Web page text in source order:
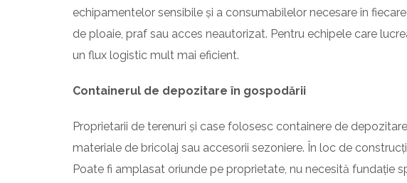
echipamentelor sensibile și a consumabilelor necesare în
de ploaie, praf sau acces neautorizat. Pentru echipele care
un flux logistic mult mai eficient.
Containerul de depozitare în gospodării
Proprietarii de terenuri și case folosesc containere de
materiale de bricolaj sau accesorii sezoniere. În loc de
Poate fi amplasat oriunde pe proprietate, nu necesită fundație